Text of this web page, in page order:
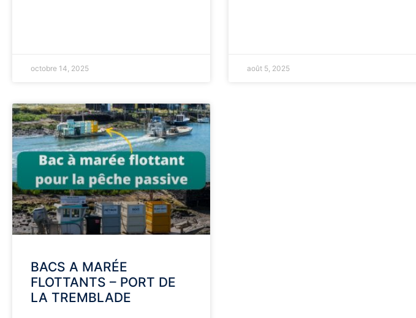
octobre 14, 2025 août 5, 2025
BACS A MARÉE
FLOTTANTS – PORT DE
LA TREMBLADE